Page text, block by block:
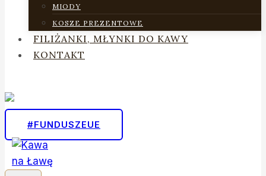
MIODY
KOSZE PREZENTOWE
FILIŻANKI, MŁYNKI DO KAWY
KONTAKT
#FUNDUSZEUE